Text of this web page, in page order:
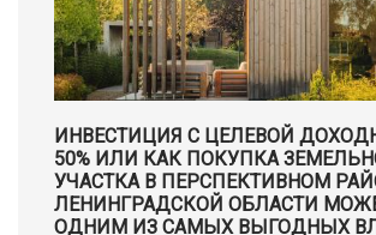
ИНВЕСТИЦИЯ С ЦЕЛЕВОЙ
50% ИЛИ КАК ПОКУПКА
УЧАСТКА В ПЕРСПЕКТИВНОМ
ЛЕНИНГРАДСКОЙ ОБЛАСТИ
ОДНИМ ИЗ САМЫХ ВЫГОДНЫХ